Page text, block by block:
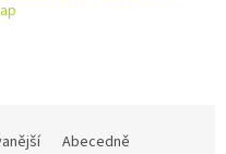
Abecedně